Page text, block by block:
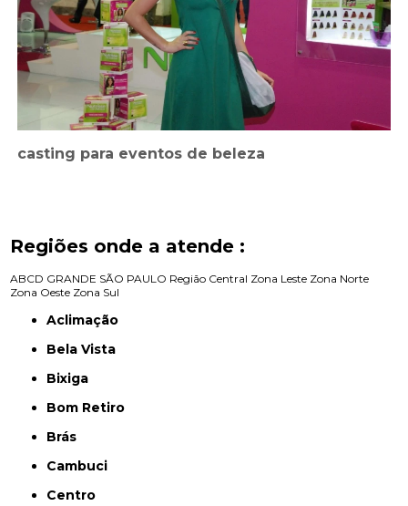
casting para eventos de beleza
Regiões onde a atende :
ABCD GRANDE SÃO PAULO Região Central Zona Leste Zona Norte
Zona Oeste Zona Sul
Aclimação
Bela Vista
Bixiga
Bom Retiro
Brás
Cambuci
Centro